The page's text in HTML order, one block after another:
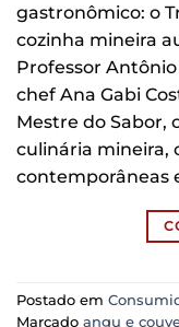
gastronômico: o
cozinha mineira
Professor Antônio
chef Ana Gabi
Mestre do Sabor,
culinária mineira,
contemporâneas
Postado em
Marcado angu e